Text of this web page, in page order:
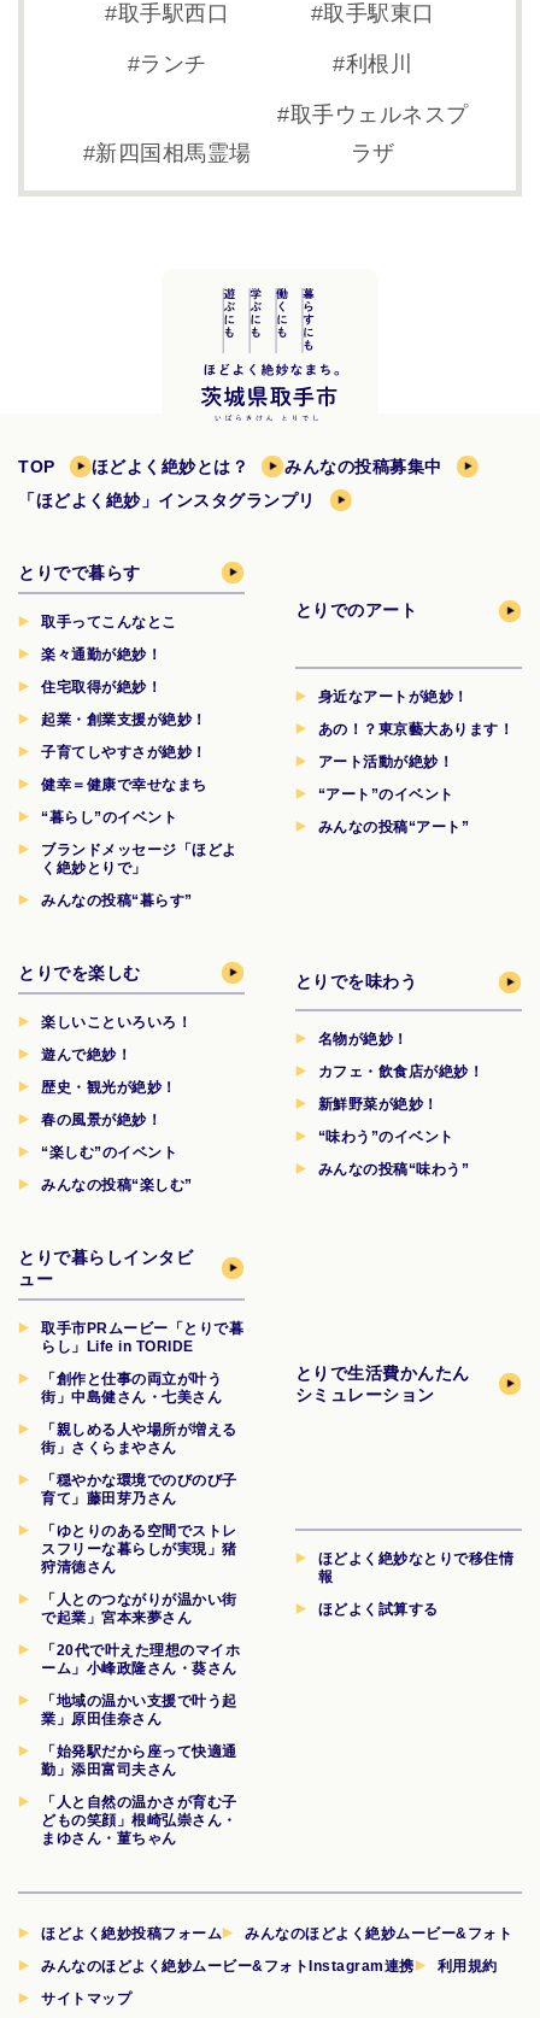
取手駅西口 取手駅東口
ランチ 利根川
新四国相馬霊場
取手ウェルネスプ
ラザ
TOP ほどよく絶妙とは？
みんなの投稿募集中
「ほどよく絶妙」インスタグランプリ
とりでで暮らす
取手ってこんなとこ
楽々通勤が絶妙！
住宅取得が絶妙！
起業・創業支援が絶妙！
子育てしやすさが絶妙！
健幸＝健康で幸せなまち
“暮らし”のイベント
ブランドメッセージ「ほどよ
く絶妙とりで」
みんなの投稿“暮らす”
とりでのアート
身近なアートが絶妙！
あの！？東京藝大あります！
アート活動が絶妙！
“アート”のイベント
みんなの投稿“アート”
とりでを楽しむ
楽しいこといろいろ！
遊んで絶妙！
歴史・観光が絶妙！
春の風景が絶妙！
“楽しむ”のイベント
みんなの投稿“楽しむ”
とりでを味わう
名物が絶妙！
カフェ・飲食店が絶妙！
新鮮野菜が絶妙！
“味わう”のイベント
みんなの投稿“味わう”
とりで暮らしインタビ
ュー
取手市PRムービー「とりで暮
らし」Life in TORIDE
「創作と仕事の両立が叶う
街」中島健さん・七美さん
「親しめる人や場所が増える
街」さくらまやさん
「穏やかな環境でのびのび子
育て」藤田芽乃さん
「ゆとりのある空間でストレ
スフリーな暮らしが実現」猪
狩清徳さん
「人とのつながりが温かい街
で起業」宮本来夢さん
「20代で叶えた理想のマイホ
ーム」小峰政隆さん・葵さん
「地域の温かい支援で叶う起
業」原田佳奈さん
「始発駅だから座って快適通
勤」添田富司夫さん
「人と自然の温かさが育む子
どもの笑顔」根崎弘崇さん・
まゆさん・菫ちゃん
とりで生活費かんたん
シミュレーション
ほどよく絶妙なとりで移住情
報
ほどよく試算する
ほどよく絶妙投稿フォーム
みんなのほどよく絶妙ムービー&フォト
みんなのほどよく絶妙ムービー&フォトInstagram連携
利用規約
サイトマップ